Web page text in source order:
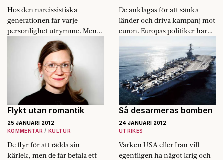
Hos den narcissistiska
generationen får varje
personlighet utrymme. Men
de samlas inte i upprop för
Slussen och de skriver ingen
generationsroman.
De anklagas för att sänka
länder och driva kampanj mot
euron. Europas politiker har
fått en perfekt syndabock att
skylla sina problem på.
Flykt utan romantik
25 JANUARI 2012
KOMMENTAR
KULTUR
De flyr för att rädda sin
kärlek, men de får ­betala ett
Så desarmeras bomben
24 JANUARI 2012
UTRIKES
Varken USA eller Iran vill
egentligen ha något krig och